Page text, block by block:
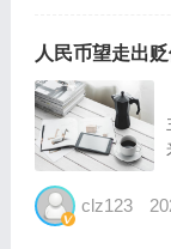
人民币望走出
clz123